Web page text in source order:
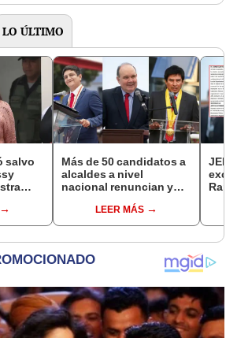
LO ÚLTIMO
salvo
Más de 50 candidatos a
alcaldes a nivel
nacional renuncian y
encubiertaLEER MÁS
JEE